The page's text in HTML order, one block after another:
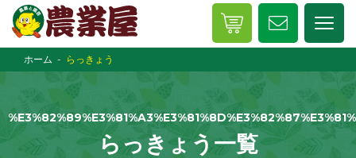
ホーム らっきょう
らっきょう一覧